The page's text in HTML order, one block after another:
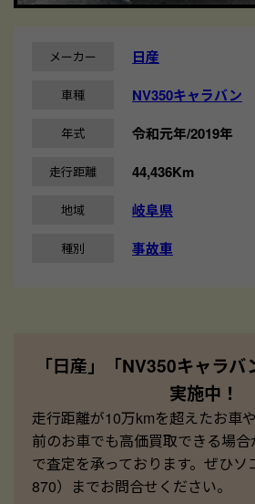
メーカー 日産
車種 NV350キャラバン
年式 令和元年/2019年
走行距離 44,436Km
地域 岐阜県
種別 事故車
「日産」「NV350キャラ
実施中！
走行距離が10万kmを超えたお車
前のお車でも高価買取できる場
で査定を承っております。ぜひ
870）までお問合せください。